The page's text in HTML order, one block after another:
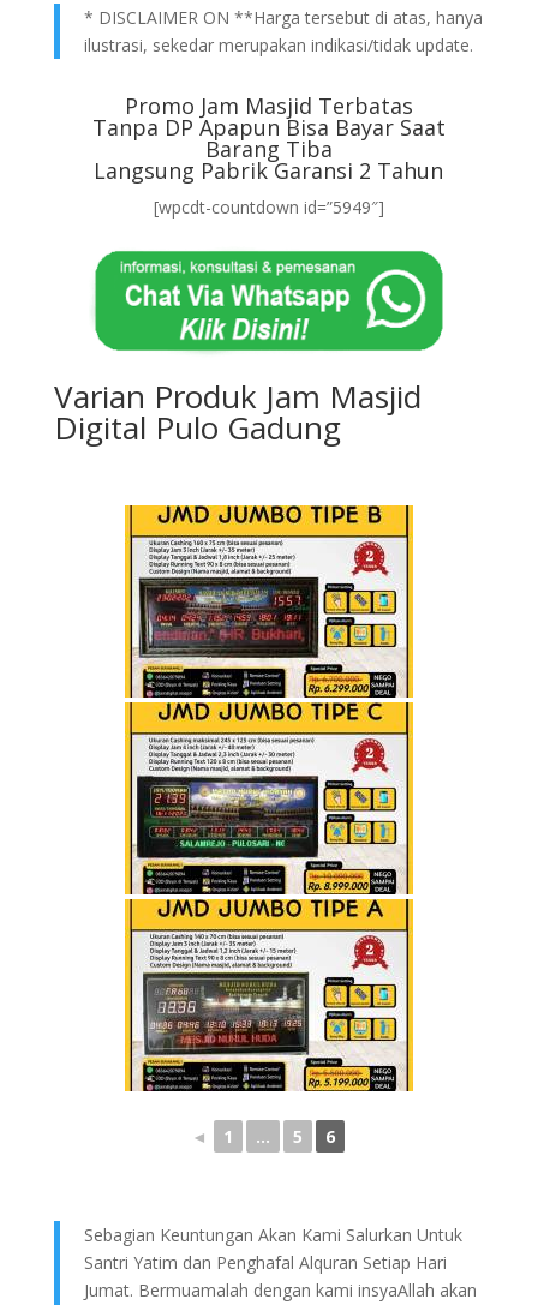
* DISCLAIMER ON **Harga tersebut di atas, hanya
ilustrasi, sekedar merupakan indikasi/tidak update.
Promo Jam Masjid Terbatas
Tanpa DP Apapun Bisa Bayar Saat
Barang Tiba
Langsung Pabrik Garansi 2 Tahun
[wpcdt-countdown id=”5949″]
Varian Produk Jam Masjid
Digital Pulo Gadung
◄ 1 ... 5 6
Sebagian Keuntungan Akan Kami Salurkan Untuk
Santri Yatim dan Penghafal Alquran Setiap Hari
Jumat. Bermuamalah dengan kami insyaAllah akan